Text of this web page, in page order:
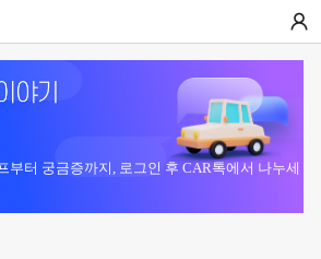
부터 궁금증까지, 로그인 후 CAR톡에서 나누세